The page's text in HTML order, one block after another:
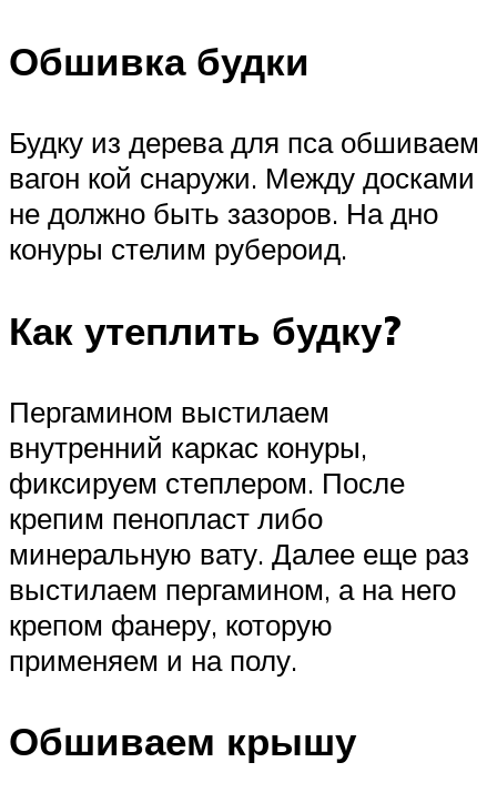
Обшивка будки
Будку из дерева для пса обшиваем
вагон кой снаружи. Между досками
не должно быть зазоров. На дно
конуры стелим рубероид.
Как утеплить будку?
Пергамином выстилаем
внутренний каркас конуры,
фиксируем степлером. После
крепим пенопласт либо
минеральную вату. Далее еще раз
выстилаем пергамином, а на него
крепом фанеру, которую
применяем и на полу.
Обшиваем крышу